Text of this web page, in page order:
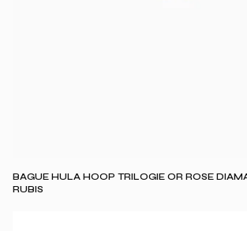
BAGUE HULA HOOP TRILOGIE OR ROSE
RUBIS